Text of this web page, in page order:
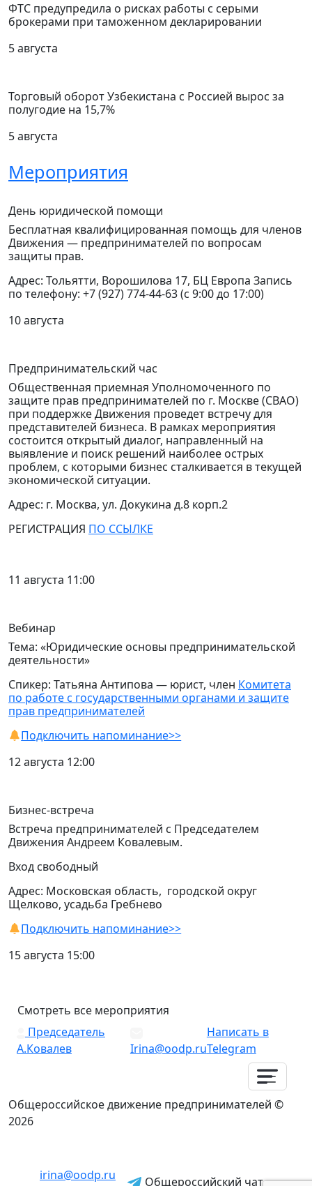
ФТС предупредила о рисках работы с серыми
брокерами при таможенном декларировании
5 августа
Торговый оборот Узбекистана с Россией вырос за
полугодие на 15,7%
5 августа
Мероприятия
День юридической помощи
Бесплатная квалифицированная помощь для членов
Движения — предпринимателей по вопросам
защиты прав.
Адрес: Тольятти, Ворошилова 17, БЦ Европа Запись
по телефону: +7 (927) 774-44-63 (с 9:00 до 17:00)
10 августа
Предпринимательский час
Общественная приемная Уполномоченного по
защите прав предпринимателей по г. Москве (СВАО)
при поддержке Движения проведет встречу для
представителей бизнеса. В рамках мероприятия
состоится открытый диалог, направленный на
выявление и поиск решений наиболее острых
проблем, с которыми бизнес сталкивается в текущей
экономической ситуации.
Адрес: г. Москва, ул. Докукина д.8 корп.2
РЕГИСТРАЦИЯ ПО ССЫЛКЕ
11 августа 11:00
Вебинар
Тема: «Юридические основы предпринимательской
деятельности»
Спикер: Татьяна Антипова — юрист, член Комитета
по работе с государственными органами и защите
прав предпринимателей
Подключить напоминание>>
12 августа 12:00
Бизнес-встреча
Встреча предпринимателей с Председателем
Движения Андреем Ковалевым.
Вход свободный
Адрес: Московская область, городской округ
Щелково, усадьба Гребнево
Подключить напоминание>>
15 августа 15:00
Смотреть все мероприятия
Председатель
А.Ковалев
Irina@oodp.ru
Написать в
Telegram
Общероссийское движение предпринимателей ©
2026
irina@oodp.ru Общероссийский чат